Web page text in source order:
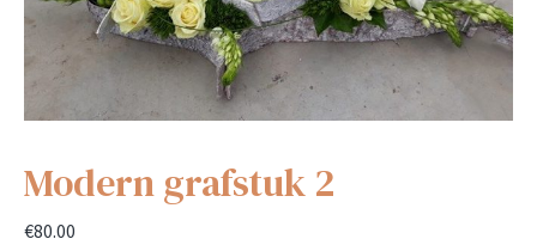
Modern grafstuk 2
€80.00